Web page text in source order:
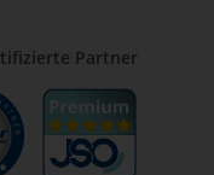
Partner